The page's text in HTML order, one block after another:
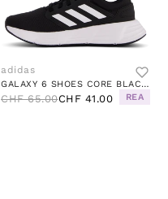
adidas
GALAXY 6 SHOES CORE BLACK / CLOUD WHITE / CORE BLACK
CHF 65.00CHF 41.00 REA